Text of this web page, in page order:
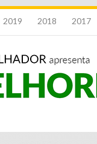
2019 2018 2017